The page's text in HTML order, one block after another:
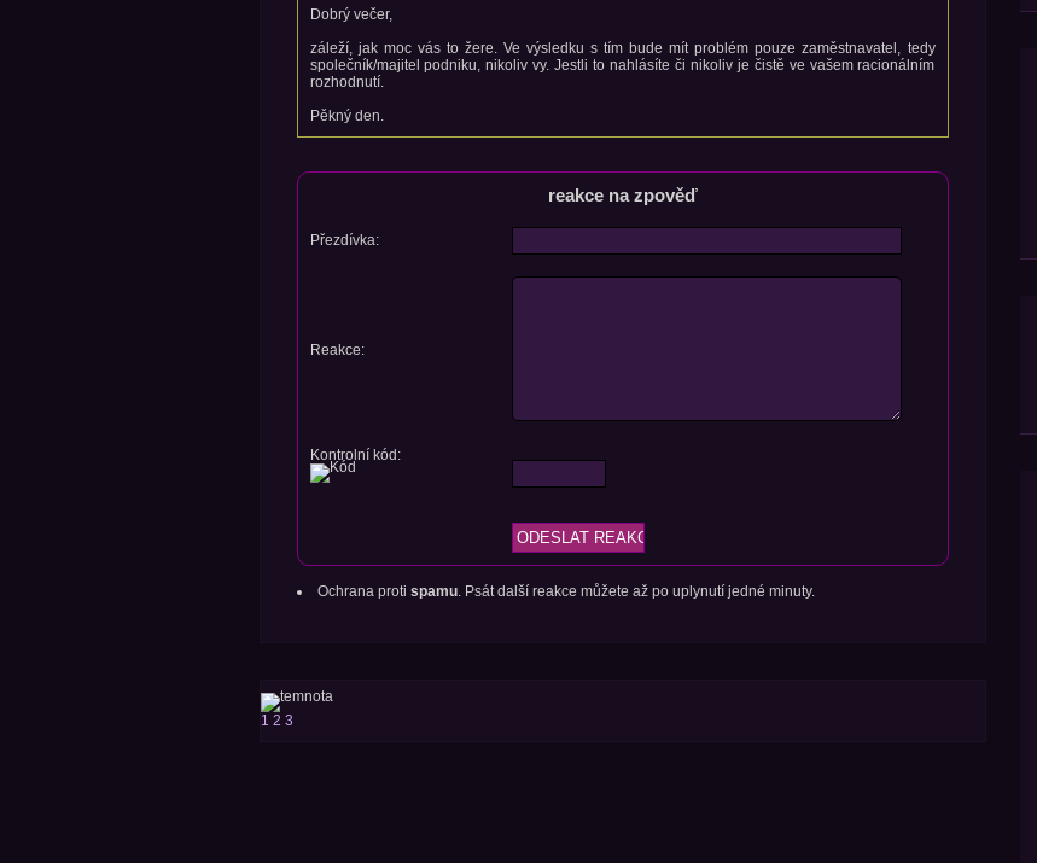
Dobrý večer,
záleží, jak moc vás to žere. Ve výsledku s tím bude mít problém pouze zaměstnavatel, tedy
společník/majitel podniku, nikoliv vy. Jestli to nahlásíte či nikoliv je čistě ve vašem racionálním
rozhodnutí.
Pěkný den.
reakce na zpověď
Přezdívka:
Reakce:
Kontrolní kód:
Ochrana proti spamu. Psát další reakce můžete až po uplynutí jedné minuty.
1 2 3